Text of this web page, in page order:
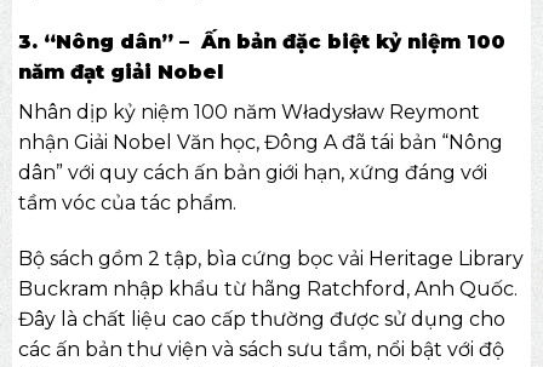
3. “Nông dân” – Ấn bản đặc biệt kỷ niệm 100
năm đạt giải Nobel
Nhân dịp kỷ niệm 100 năm Władysław Reymont
nhận Giải Nobel Văn học, Đông A đã tái bản “Nông
dân” với quy cách ấn bản giới hạn, xứng đáng với
tầm vóc của tác phẩm.
Bộ sách gồm 2 tập, bìa cứng bọc vải Heritage Library
Buckram nhập khẩu từ hãng Ratchford, Anh Quốc.
Đây là chất liệu cao cấp thường được sử dụng cho
các ấn bản thư viện và sách sưu tầm, nổi bật với độ